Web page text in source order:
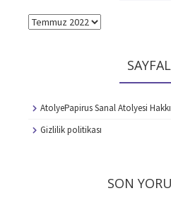
ARŞİVLER
AtolyePapirus Sanal Atolyesi
Gizlilik politikası
SON